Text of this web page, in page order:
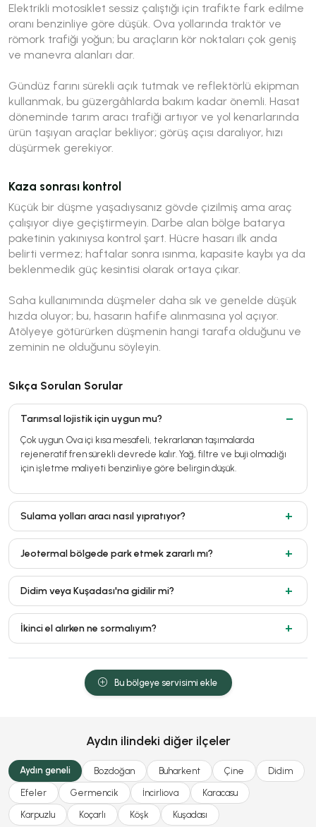
Elektrikli motosiklet sessiz çalıştığı için trafikte fark edilme
oranı benzinliye göre düşük. Ova yollarında traktör ve
römork trafiği yoğun; bu araçların kör noktaları çok geniş
ve manevra alanları dar.
Gündüz farını sürekli açık tutmak ve reflektörlü ekipman
kullanmak, bu güzergâhlarda bakım kadar önemli. Hasat
döneminde tarım aracı trafiği artıyor ve yol kenarlarında
ürün taşıyan araçlar bekliyor; görüş açısı daralıyor, hızı
düşürmek gerekiyor.
Kaza sonrası kontrol
Küçük bir düşme yaşadıysanız gövde çizilmiş ama araç
çalışıyor diye geçiştirmeyin. Darbe alan bölge batarya
paketinin yakınıysa kontrol şart. Hücre hasarı ilk anda
belirti vermez; haftalar sonra ısınma, kapasite kaybı ya da
beklenmedik güç kesintisi olarak ortaya çıkar.
Saha kullanımında düşmeler daha sık ve genelde düşük
hızda oluyor; bu, hasarın hafife alınmasına yol açıyor.
Atölyeye götürürken düşmenin hangi tarafa olduğunu ve
zeminin ne olduğunu söyleyin.
Sıkça Sorulan Sorular
Tarımsal lojistik için uygun mu?
Çok uygun. Ova içi kısa mesafeli, tekrarlanan taşımalarda
rejeneratif fren sürekli devrede kalır. Yağ, filtre ve buji olmadığı
için işletme maliyeti benzinliye göre belirgin düşük.
Sulama yolları aracı nasıl yıpratıyor?
Jeotermal bölgede park etmek zararlı mı?
Didim veya Kuşadası'na gidilir mi?
İkinci el alırken ne sormalıyım?
Bu bölgeye servisimi ekle
Aydın ilindeki diğer ilçeler
Aydın geneli Bozdoğan Buharkent Çine Didim
Efeler Germencik İncirliova Karacasu
Karpuzlu Koçarlı Köşk Kuşadası